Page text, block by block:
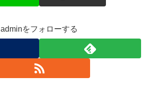
adminをフォローする